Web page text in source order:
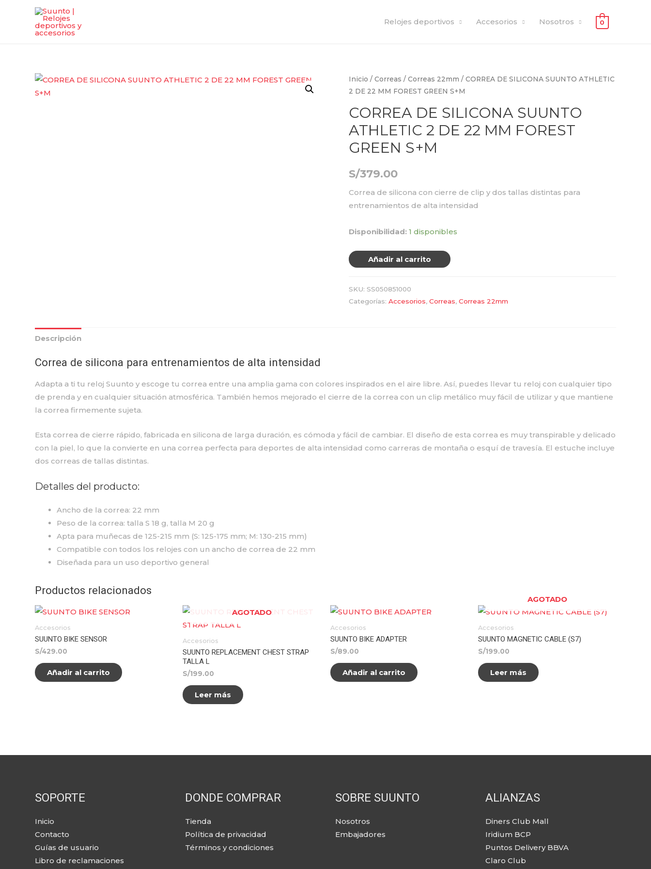
Relojes deportivos Accesorios Nosotros 0
Inicio / Correas / Correas 22mm / CORREA DE SILICONA SUUNTO ATHLETIC
2 DE 22 MM FOREST GREEN S+M
CORREA DE SILICONA SUUNTO
ATHLETIC 2 DE 22 MM FOREST
GREEN S+M
S/379.00
Correa de silicona con cierre de clip y dos tallas distintas para
entrenamientos de alta intensidad
Disponibilidad: 1 disponibles
Añadir al carrito
SKU: SS050851000
Categorías: Accesorios, Correas, Correas 22mm
Descripción
Correa de silicona para entrenamientos de alta intensidad
Adapta a ti tu reloj Suunto y escoge tu correa entre una amplia gama con colores inspirados en el aire libre. Así, puedes llevar tu reloj con cualquier tipo
de prenda y en cualquier situación atmosférica. También hemos mejorado el cierre de la correa con un clip metálico muy fácil de utilizar y que mantiene
la correa firmemente sujeta.
Esta correa de cierre rápido, fabricada en silicona de larga duración, es cómoda y fácil de cambiar. El diseño de esta correa es muy transpirable y delicado
con la piel, lo que la convierte en una correa perfecta para deportes de alta intensidad como carreras de montaña o esquí de travesía. El estuche incluye
dos correas de tallas distintas.
Detalles del producto:
Ancho de la correa: 22 mm
Peso de la correa: talla S 18 g, talla M 20 g
Apta para muñecas de 125-215 mm (S: 125-175 mm; M: 130-215 mm)
Compatible con todos los relojes con un ancho de correa de 22 mm
Diseñada para un uso deportivo general
Productos relacionados
Accesorios
SUUNTO BIKE SENSOR
S/429.00
Añadir al carrito
AGOTADO
Accesorios
SUUNTO REPLACEMENT CHEST STRAP
TALLA L
S/199.00
Leer más
Accesorios
SUUNTO BIKE ADAPTER
S/89.00
Añadir al carrito
AGOTADO
Accesorios
SUUNTO MAGNETIC CABLE (S7)
S/199.00
Leer más
SOPORTE
Inicio
Contacto
Guías de usuario
Libro de reclamaciones
DONDE COMPRAR
Tienda
Política de privacidad
Términos y condiciones
SOBRE SUUNTO
Nosotros
Embajadores
ALIANZAS
Diners Club Mall
Iridium BCP
Puntos Delivery BBVA
Claro Club